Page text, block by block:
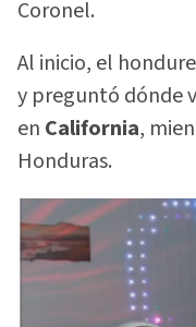
Coronel.
Al inicio, el
y preguntó dónde
en California,
Honduras.